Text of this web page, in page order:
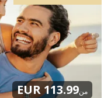
من113.99 EUR